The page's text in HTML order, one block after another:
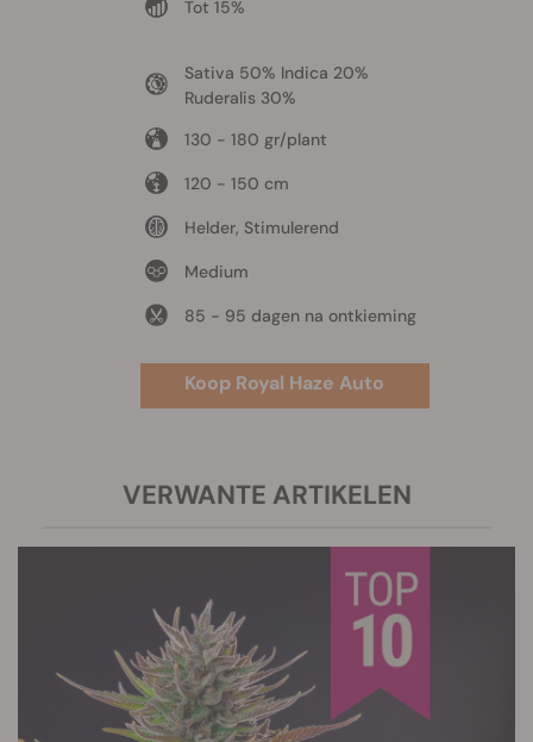
Tot 15%
Sativa 50% Indica 20%
Ruderalis 30%
130 - 180 gr/plant
120 - 150 cm
Helder, Stimulerend
Medium
85 - 95 dagen na ontkieming
Koop Royal Haze Auto
VERWANTE ARTIKELEN